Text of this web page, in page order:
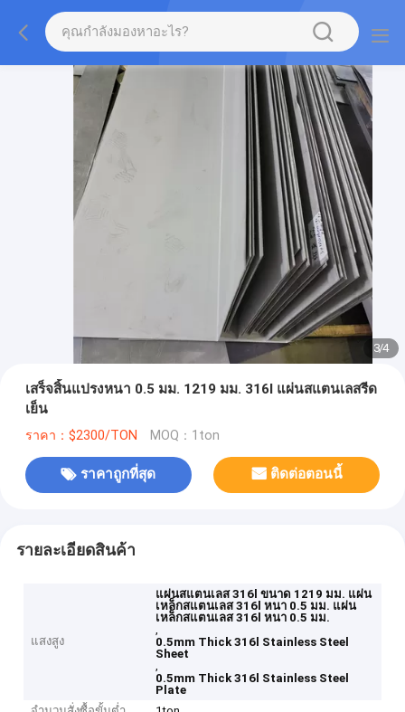
3/4
เสร็จสิ้นแปรงหนา 0.5 มม. 1219 มม. 316l แผ่นสแตนเลสรีด
เย็น
ราคา：$2300/TON MOQ：1ton
ราคาถูกที่สุด ติดต่อตอนนี้
รายละเอียดสินค้า
แสงสูง
แผ่นสแตนเลส 316l ขนาด 1219 มม. แผ่น
เหล็กสแตนเลส 316l หนา 0.5 มม. แผ่น
เหล็กสแตนเลส 316l หนา 0.5 มม.
,
0.5mm Thick 316l Stainless Steel
Sheet
,
0.5mm Thick 316l Stainless Steel
Plate